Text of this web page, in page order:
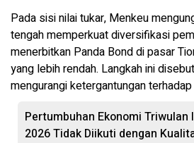
Pada sisi nilai tukar, Menkeu
tengah memperkuat diversifikasi
menerbitkan Panda Bond di pasar
yang lebih rendah. Langkah ini
mengurangi ketergantungan
Pertumbuhan Ekonomi Triwulan
2026 Tidak Diikuti dengan